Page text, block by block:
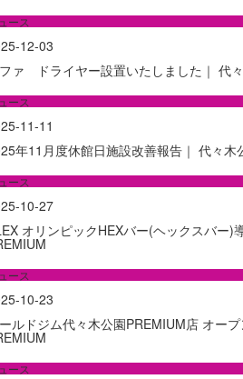
ース
12-03
ァ ドライヤー設置いたしました｜ 代
ース
11-11
年11月度休館日施設改善報告｜ 代々木
ース
10-27
オリンピックHEXバー(ヘックスバー)
ース
10-23
ルドジム代々木公園PREMIUM店 オー
ース